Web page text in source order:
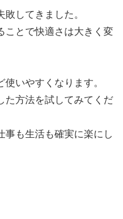
してきました。
ことで快適さは大きく変
いやすくなります。
た方法を試してみてくだ
事も生活も確実に楽にし